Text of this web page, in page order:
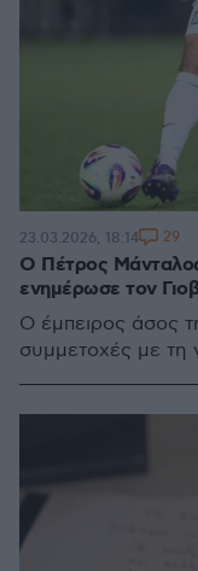
Ο Πέτρος
ενημέρωσε τον
Ο έμπειρος άσος
συμμετοχές με τη
23.03.2026, 18:14 29